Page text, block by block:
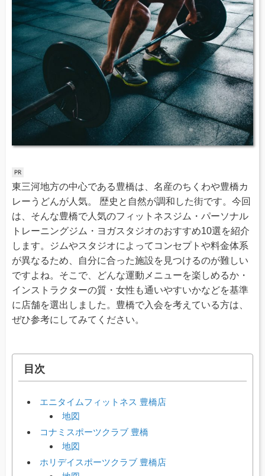
東三河地方の中心である豊橋は、名産のちくわや豊橋カ
レーうどんが人気。 歴史と自然が調和した街です。今回
は、そんな豊橋で人気のフィットネスジム・パーソナル
トレーニングジム・ヨガスタジオのおすすめ10選を紹介
します。ジムやスタジオによってコンセプトや料金体系
が異なるため、自分に合った施設を見つけるのが難しい
ですよね。そこで、どんな運動メニューを楽しめるか・
インストラクターの質・女性も通いやすいかなどを基準
に店舗を選出しました。豊橋で入会を考えている方は、
ぜひ参考にしてみてください。
目次
エニタイムフィットネス 豊橋店
地図
コナミスポーツクラブ 豊橋
地図
ホリデイスポーツクラブ 豊橋店